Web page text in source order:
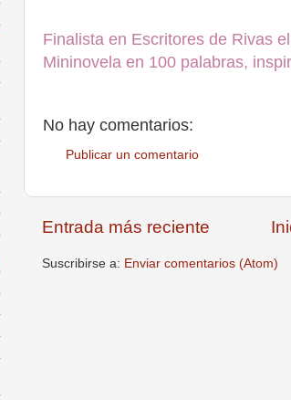
Finalista en Escritores de Rivas
Mininovela en 100 palabras,
No hay comentarios:
Publicar un comentario
Entrada más reciente
Suscribirse a: Enviar comentarios (Atom)